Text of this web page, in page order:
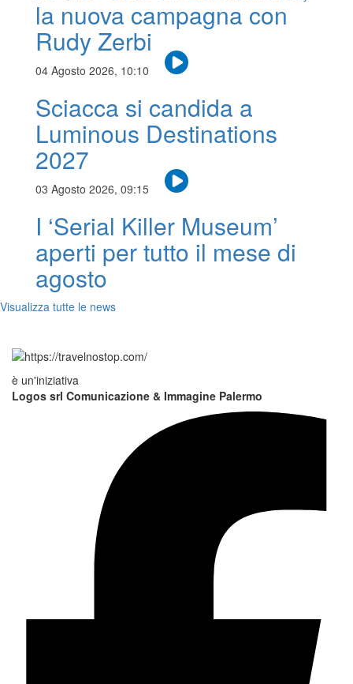
la nuova campagna con
Rudy Zerbi
04 Agosto 2026, 10:10
Sciacca si candida a
Luminous Destinations
2027
03 Agosto 2026, 09:15
I ‘Serial Killer Museum’
aperti per tutto il mese di
agosto
Visualizza tutte le news
è un'iniziativa
Logos srl Comunicazione & Immagine Palermo